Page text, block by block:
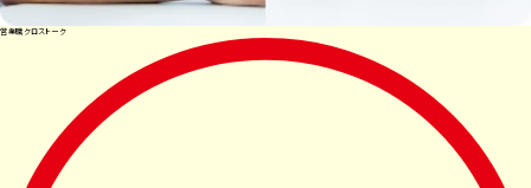
営業職クロストーク